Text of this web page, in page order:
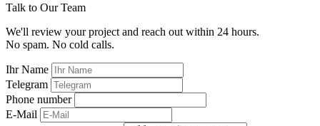
Talk to Our Team
We'll review your project and reach out within 24 hours.
No spam. No cold calls.
Ihr Name
Telegram
Phone number
E-Mail